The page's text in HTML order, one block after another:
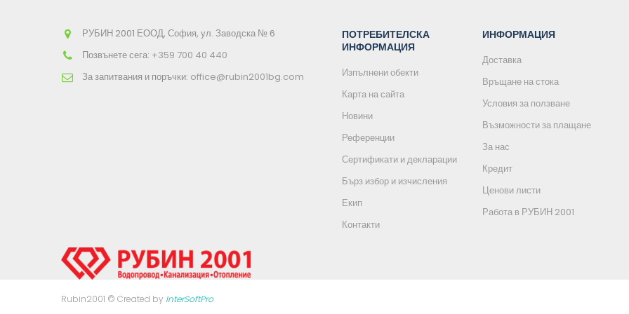
РУБИН 2001 ЕООД, София, ул. Заводска № 6
Позвънете сега: +359 700 40 440
За запитвания и поръчки: office@rubin2001bg.com
ПОТРЕБИТЕЛСКА
ИНФОРМАЦИЯ
Изпълнени обекти
Карта на сайта
Новини
Референции
Сертификати и декларации
Бърз избор и изчисления
Екип
Контакти
ИНФОРМАЦИЯ
Доставка
Връщане на стока
Условия за ползване
Възможности за плащане
За нас
Кредит
Ценови листи
Работа в РУБИН 2001
Rubin2001 © Created by InterSoftPro